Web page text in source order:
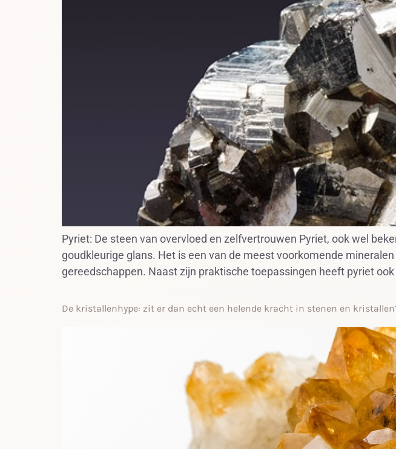
Pyriet: De steen van overvloed en zelfvertrouwen Pyriet, ook wel
goudkleurige glans. Het is een van de meest voorkomende
gereedschappen. Naast zijn praktische toepassingen heeft pyriet
De kristallenhype: zit er dan echt een helende kracht in stenen en